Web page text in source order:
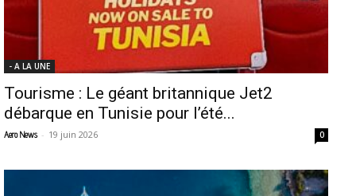
- A LA UNE
Tourisme : Le géant britannique Jet2
débarque en Tunisie pour l’été...
Aero News - 19 juin 2026 0